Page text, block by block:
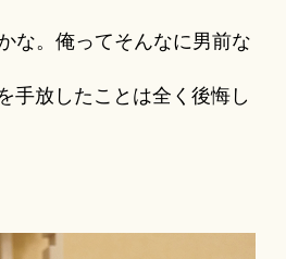
な。俺ってそんなに男前な
手放したことは全く後悔し